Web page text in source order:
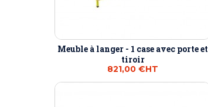
Meuble à langer - 1 case avec porte et
tiroir
821,00 €HT